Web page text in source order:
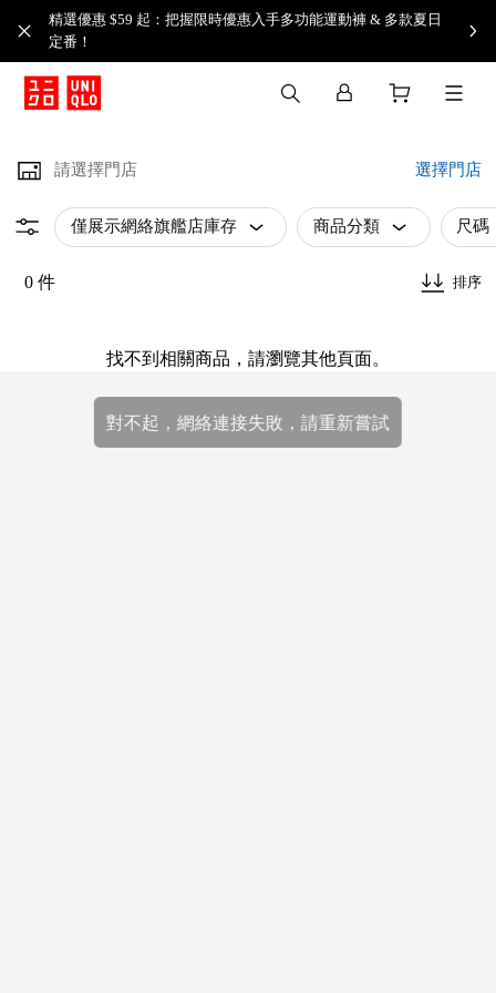
精選優惠 $59 起：把握限時優惠入手多功能運動褲 & 多款夏日
定番！​
請選擇門店 選擇門店
僅展示網絡旗艦店庫存 商品分類 尺碼
0 件 排序
找不到相關商品，請瀏覽其他頁面。
對不起，網絡連接失敗，請重新嘗試